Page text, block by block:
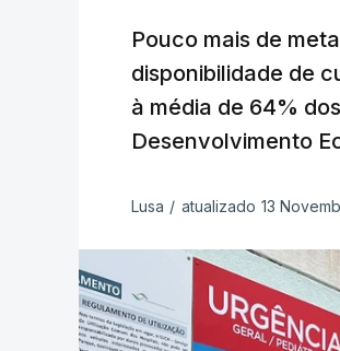
Pouco mais de
disponibilidade de
à média de 64%
Desenvolvimento
Lusa / atualizado 13